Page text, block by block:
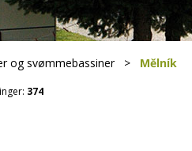
og svømmebassiner> Mělník
374